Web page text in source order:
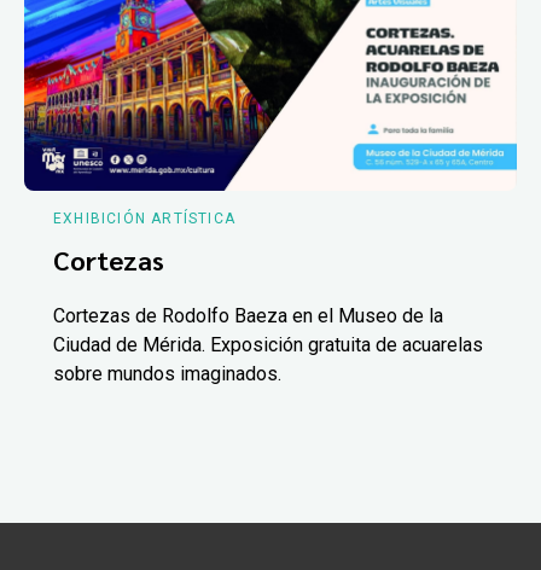
EXHIBICIÓN ARTÍSTICA
Cortezas
Cortezas de Rodolfo Baeza en el Museo de la
Ciudad de Mérida. Exposición gratuita de acuarelas
sobre mundos imaginados.